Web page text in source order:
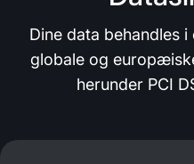
Dine data behandles
globale og
herunder PCI